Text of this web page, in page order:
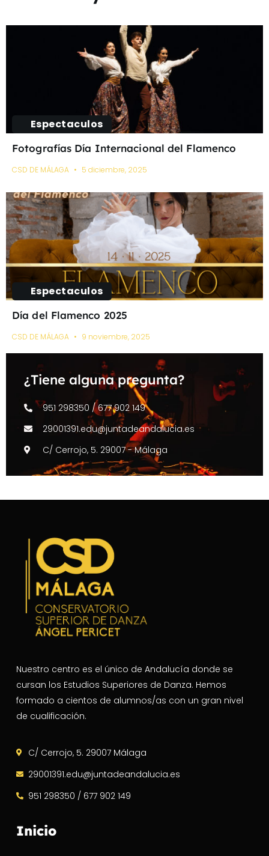
Espectaculos
Fotografías Día Internacional del Flamenco
CSD DE MÁLAGA 5 diciembre, 2025
Espectaculos
Día del Flamenco 2025
CSD DE MÁLAGA 9 noviembre, 2025
¿Tiene alguna pregunta?
951 298350 / 677 902 149
29001391.edu@juntadeandalucia.es
C/ Cerrojo, 5. 29007 - Málaga
Nuestro centro es el único de Andalucía donde se
cursan los Estudios Superiores de Danza. Hemos
formado a cientos de alumnos/as con un gran nivel
de cualificación.
C/ Cerrojo, 5. 29007 Málaga
29001391.edu@juntadeandalucia.es
951 298350 / 677 902 149
Inicio